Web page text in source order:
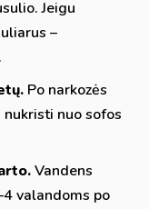
Jeigu
–
Po narkozės
nuo sofos
Vandens
valandoms po